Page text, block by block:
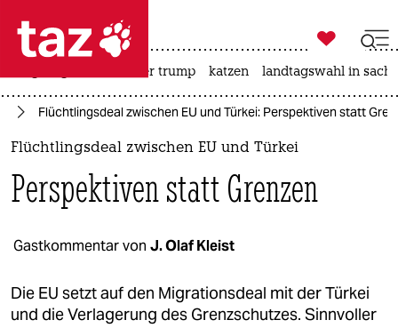
 taz zahl ich
taz zahl ich
politik
öko
gesellschaft
kultur

taz zahl ich
usa unter trump katzen landtagswahl in
Flüchtlingsdeal zwischen EU und Türkei: Perspektiven statt
Flüchtlingsdeal zwischen EU und Türkei
Perspektiven statt Grenzen
Gastkommentar von J. Olaf Kleist
Die EU setzt auf den Migrationsdeal mit der Türkei
und die Verlagerung des Grenzschutzes. Sinnvoller